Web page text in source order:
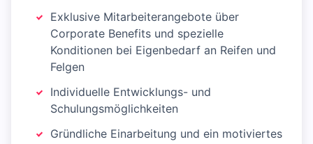
Exklusive Mitarbeiterangebote über
Corporate Benefits und spezielle
Konditionen bei Eigenbedarf an Reifen und
Felgen
Individuelle Entwicklungs- und
Schulungsmöglichkeiten
Gründliche Einarbeitung und ein motiviertes